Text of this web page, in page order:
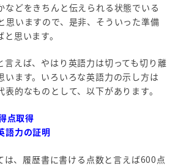
などをきちんと伝えられる状態でいる
思いますので、是非、そういった準備
思います。
言えば、やはり英語力は切っても切り離
います。いろいろな英語力の示し方は
的なものとして、以下があります。
点取得
力の証明
は、履歴書に書ける点数と言えば600点